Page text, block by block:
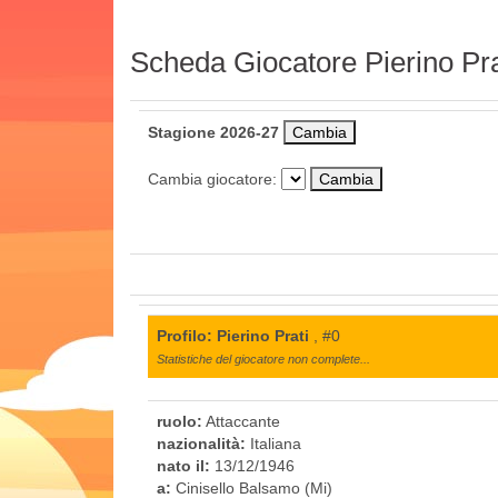
Scheda Giocatore Pierino
Stagione 2026-27
Cambia giocatore:
Profilo: Pierino Prati , #0
Statistiche del giocatore non complete...
ruolo: Attaccante
nazionalità: Italiana
nato il: 13/12/1946
a: Cinisello Balsamo (Mi)